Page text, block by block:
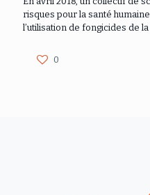
risques pour la santé
l’utilisation de fongicides de
0